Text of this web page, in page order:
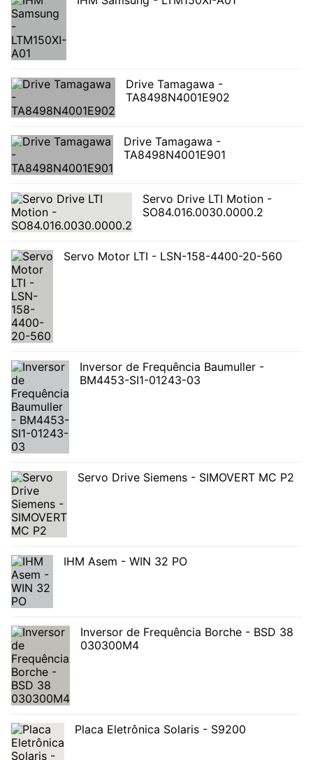
Drive Tamagawa -
TA8498N4001E902
Drive Tamagawa -
TA8498N4001E901
Servo Drive LTI Motion -
SO84.016.0030.0000.2
Servo Motor LTI - LSN-158-4400-20-560
Inversor de Frequência Baumuller -
BM4453-SI1-01243-03
Servo Drive Siemens - SIMOVERT MC P2
IHM Asem - WIN 32 PO
Inversor de Frequência Borche - BSD 38
030300M4
Placa Eletrônica Solaris - S9200